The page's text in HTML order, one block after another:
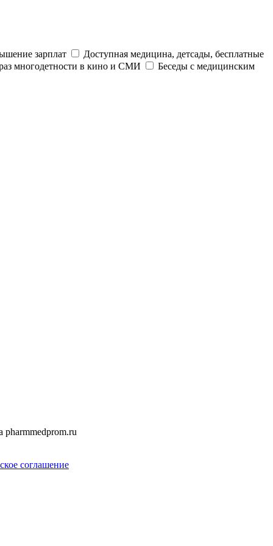
зарплат
Доступная медицина, детсады, бесплатные
многодетности в кино и СМИ
Беседы с медицинским
pharmmedprom.ru
соглашение